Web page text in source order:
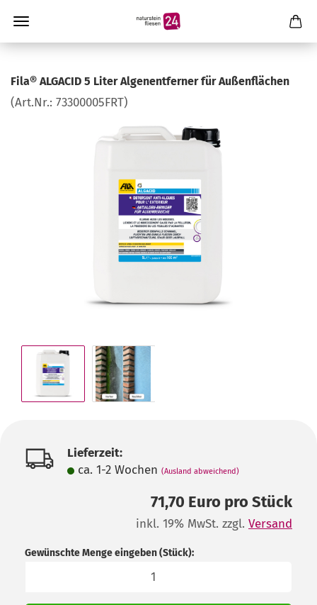
Fila® ALGACID 5 Liter Algenentferner für Außenflächen
(Art.Nr.: 73300005FRT)
Lieferzeit:
ca. 1-2 Wochen (Ausland abweichend)
71,70 Euro pro Stück
inkl. 19% MwSt. zzgl. Versand
Gewünschte Menge eingeben (Stück):